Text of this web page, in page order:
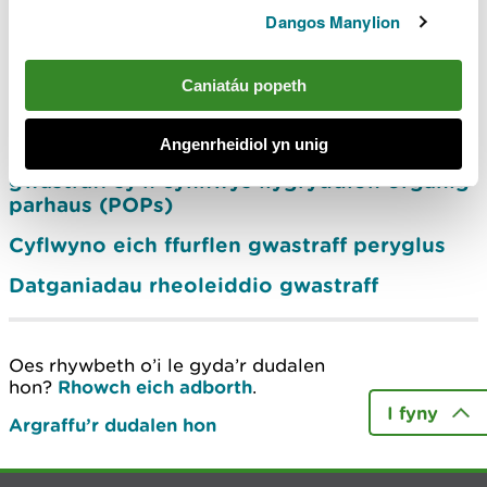
Dangos Manylion
Caniatáu popeth
Angenrheidiol yn unig
Sut i lenwi nodyn llwyth gwastraff peryglus
Nodi, dosbarthu a rheoli gwastraff sy’n
cynnwys llygryddion organig parhaus
(POPs)
Rheoli seddau domestig clustogog
gwastraff sy’n cynnwys llygryddion organig
parhaus (POPs)
Cyflwyno eich ffurflen gwastraff peryglus
Datganiadau rheoleiddio gwastraff
Oes rhywbeth o’i le gyda’r dudalen
hon? Rhowch eich adborth.
Argraffu’r dudalen hon
I fyny